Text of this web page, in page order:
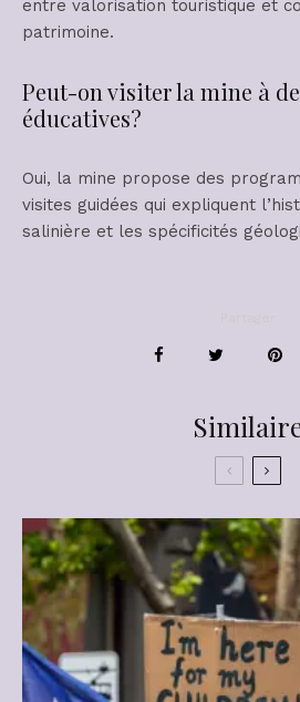
entre valorisation touristique et
patrimoine.
Peut-on visiter la mine à
éducatives?
Oui, la mine propose des
visites guidées qui expliquent
salinière et les spécificités